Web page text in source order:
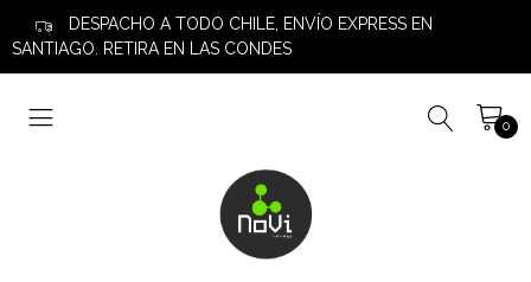
DESPACHO A TODO CHILE, ENVÍO EXPRESS EN
SANTIAGO. RETIRA EN LAS CONDES
0